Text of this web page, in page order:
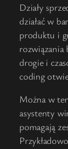
Działy
działać w
produktu i
rozwiązania
drogie i
coding
Można w
asystenty
pomagają